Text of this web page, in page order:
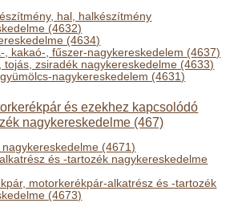
hal, halkészítmény
(4632)
(4634)
, kakaó-, fűszer-nagykereskedelem (4637)
tojás, zsiradék nagykereskedelme (4633)
nagykereskedelem (4631)
és ezekhez kapcsolódó
nagykereskedelme (467)
(4671)
és -tartozék nagykereskedelme
motorkerékpár-alkatrész és -tartozék
(4673)